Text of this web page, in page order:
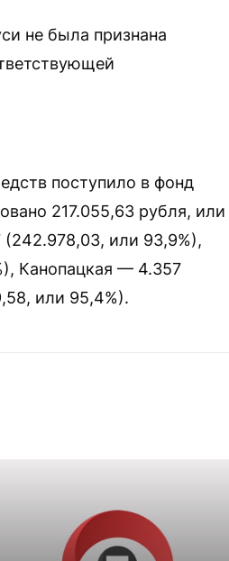
не была признана
поступило в фонд
217.055,63 рубля, или
или 93,9%),
Канопацкая — 4.357
или 95,4%).